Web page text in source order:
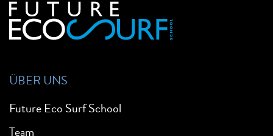
ÜBER UNS
Future Eco Surf School
Team